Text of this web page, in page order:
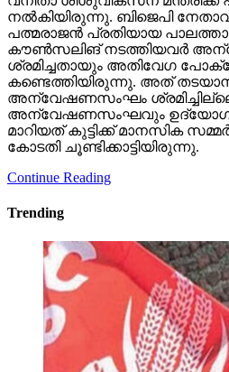
നൽകിയിരുന്നു. ബിജെപി
പത്മരാജന്‍ പ്രതിയായ
കൗണ്‍സലിങ് നടത്തിയവര്‍
ശ്രമിച്ചതായും അതിവേഗ
കണ്ടെത്തിയിരുന്നു. അത്
അന്വേഷണസംഘം
അന്വേഷണസംഘവും
മാറിയത് കുട്ടിക്ക് മാനസിക
കോടതി ചൂണ്ടിക്കാട്ടിയിരുന്നു.
Continue Reading
Trending